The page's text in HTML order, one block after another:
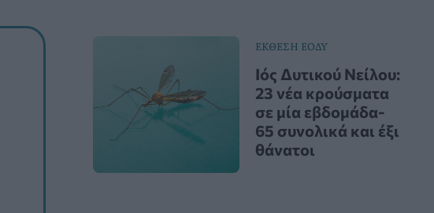
ΕΚΘΕΣΗ ΕΟΔΥ
Ιός Δυτικού Νείλου:
23 νέα κρούσματα
σε μία εβδομάδα-
65 συνολικά και έξι
θάνατοι